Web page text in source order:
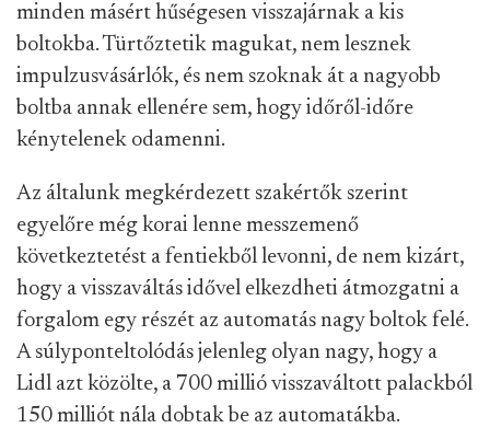
minden másért hűségesen visszajárnak a kis
boltokba. Türtőztetik magukat, nem lesznek
impulzusvásárlók, és nem szoknak át a nagyobb
boltba annak ellenére sem, hogy időről-időre
kénytelenek odamenni.
Az általunk megkérdezett szakértők szerint
egyelőre még korai lenne messzemenő
következtetést a fentiekből levonni, de nem kizárt,
hogy a visszaváltás idővel elkezdheti átmozgatni a
forgalom egy részét az automatás nagy boltok felé.
A súlyponteltolódás jelenleg olyan nagy, hogy a
Lidl azt közölte, a 700 millió visszaváltott palackból
150 milliót nála dobtak be az automatákba.